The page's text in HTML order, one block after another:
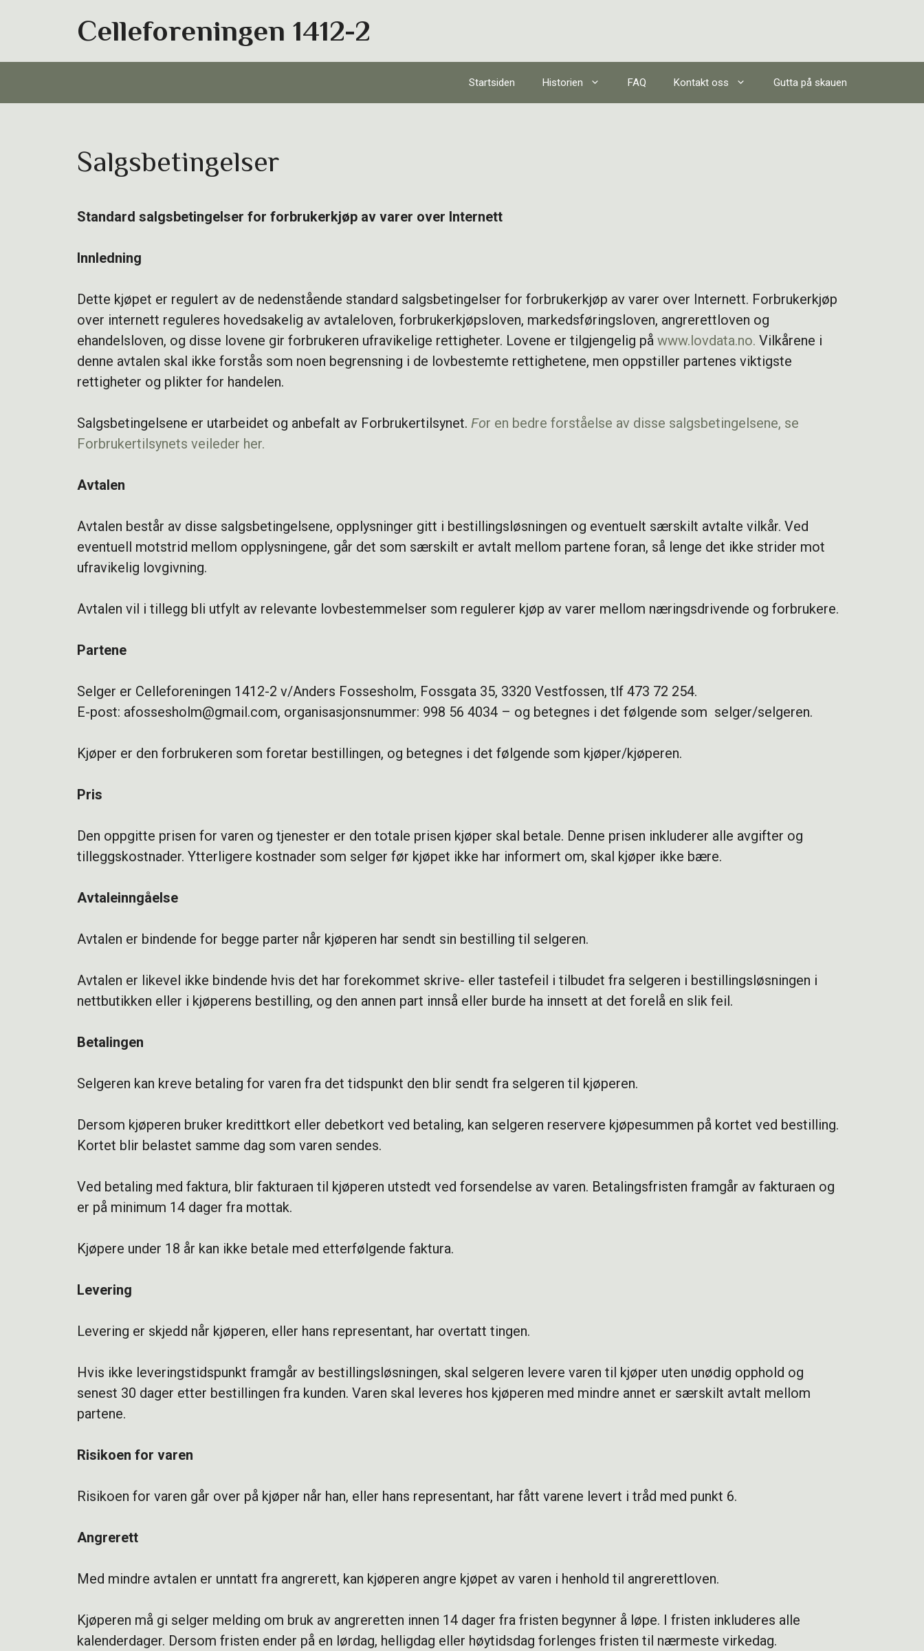
Celleforeningen 1412-2
Startsiden Historien FAQ Kontakt oss Gutta på skauen
Salgsbetingelser
Standard salgsbetingelser for forbrukerkjøp av varer over Internett
Innledning
Dette kjøpet er regulert av de nedenstående standard salgsbetingelser for forbrukerkjøp av varer over Internett. Forbrukerkjøp
over internett reguleres hovedsakelig av avtaleloven, forbrukerkjøpsloven, markedsføringsloven, angrerettloven og
ehandelsloven, og disse lovene gir forbrukeren ufravikelige rettigheter. Lovene er tilgjengelig på www.lovdata.no. Vilkårene i
denne avtalen skal ikke forstås som noen begrensning i de lovbestemte rettighetene, men oppstiller partenes viktigste
rettigheter og plikter for handelen.
Salgsbetingelsene er utarbeidet og anbefalt av Forbrukertilsynet. For en bedre forståelse av disse salgsbetingelsene, se
Forbrukertilsynets veileder her.
Avtalen
Avtalen består av disse salgsbetingelsene, opplysninger gitt i bestillingsløsningen og eventuelt særskilt avtalte vilkår. Ved
eventuell motstrid mellom opplysningene, går det som særskilt er avtalt mellom partene foran, så lenge det ikke strider mot
ufravikelig lovgivning.
Avtalen vil i tillegg bli utfylt av relevante lovbestemmelser som regulerer kjøp av varer mellom næringsdrivende og forbrukere.
Partene
Selger er Celleforeningen 1412-2 v/Anders Fossesholm, Fossgata 35, 3320 Vestfossen, tlf 473 72 254.
E-post: afossesholm@gmail.com, organisasjonsnummer: 998 56 4034 – og betegnes i det følgende som selger/selgeren.
Kjøper er den forbrukeren som foretar bestillingen, og betegnes i det følgende som kjøper/kjøperen.
Pris
Den oppgitte prisen for varen og tjenester er den totale prisen kjøper skal betale. Denne prisen inkluderer alle avgifter og
tilleggskostnader. Ytterligere kostnader som selger før kjøpet ikke har informert om, skal kjøper ikke bære.
Avtaleinngåelse
Avtalen er bindende for begge parter når kjøperen har sendt sin bestilling til selgeren.
Avtalen er likevel ikke bindende hvis det har forekommet skrive- eller tastefeil i tilbudet fra selgeren i bestillingsløsningen i
nettbutikken eller i kjøperens bestilling, og den annen part innså eller burde ha innsett at det forelå en slik feil.
Betalingen
Selgeren kan kreve betaling for varen fra det tidspunkt den blir sendt fra selgeren til kjøperen.
Dersom kjøperen bruker kredittkort eller debetkort ved betaling, kan selgeren reservere kjøpesummen på kortet ved bestilling.
Kortet blir belastet samme dag som varen sendes.
Ved betaling med faktura, blir fakturaen til kjøperen utstedt ved forsendelse av varen. Betalingsfristen framgår av fakturaen og
er på minimum 14 dager fra mottak.
Kjøpere under 18 år kan ikke betale med etterfølgende faktura.
Levering
Levering er skjedd når kjøperen, eller hans representant, har overtatt tingen.
Hvis ikke leveringstidspunkt framgår av bestillingsløsningen, skal selgeren levere varen til kjøper uten unødig opphold og
senest 30 dager etter bestillingen fra kunden. Varen skal leveres hos kjøperen med mindre annet er særskilt avtalt mellom
partene.
Risikoen for varen
Risikoen for varen går over på kjøper når han, eller hans representant, har fått varene levert i tråd med punkt 6.
Angrerett
Med mindre avtalen er unntatt fra angrerett, kan kjøperen angre kjøpet av varen i henhold til angrerettloven.
Kjøperen må gi selger melding om bruk av angreretten innen 14 dager fra fristen begynner å løpe. I fristen inkluderes alle
kalenderdager. Dersom fristen ender på en lørdag, helligdag eller høytidsdag forlenges fristen til nærmeste virkedag.